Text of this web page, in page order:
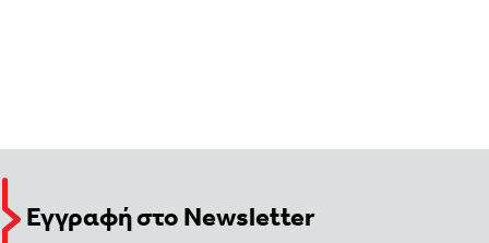
Εγγραφή στο Newsletter